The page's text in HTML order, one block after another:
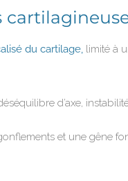
du cartilage, limité à
d’axe,
et une gêne